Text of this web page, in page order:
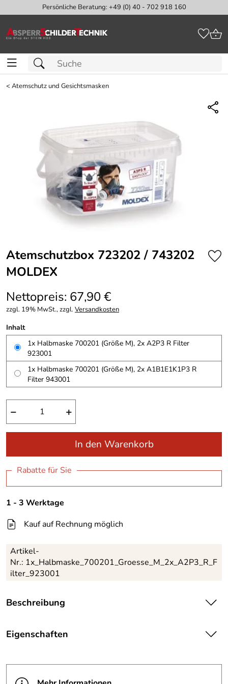
Persönliche Beratung: +49 (0) 40 - 702 918 160
<Atemschutz und Gesichtsmasken
Atemschutzbox 723202 / 743202
MOLDEX
Nettopreis: 67,90 €
zzgl. 19% MwSt., zzgl.Versandkosten
Inhalt
1x Halbmaske 700201 (Größe M), 2x A2P3 R Filter
923001
1x Halbmaske 700201 (Größe M), 2x A1B1E1K1P3 R
Filter 943001
− +
In den Warenkorb
Rabatte für Sie
1 - 3 Werktage
Kauf auf Rechnung möglich
Artikel-
Nr.: 1x_Halbmaske_700201_Groesse_M_2x_A2P3_R_F
ilter_923001
Beschreibung
angenehm zu tragen, mit EasyLock® Filtersystem -
Inhalt:
1x Halbmaske 700201 (Größe M), 2x A2P3 R
Eigenschaften
Hinweis
stellt keine verbindliche